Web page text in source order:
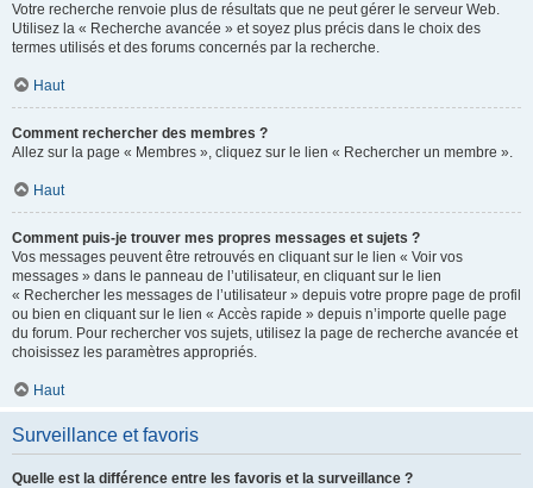
Votre recherche renvoie plus de résultats que ne peut gérer le serveur Web.
Utilisez la « Recherche avancée » et soyez plus précis dans le choix des
termes utilisés et des forums concernés par la recherche.
Haut
Comment rechercher des membres ?
Allez sur la page « Membres », cliquez sur le lien « Rechercher un membre ».
Haut
Comment puis-je trouver mes propres messages et sujets ?
Vos messages peuvent être retrouvés en cliquant sur le lien « Voir vos
messages » dans le panneau de l’utilisateur, en cliquant sur le lien
« Rechercher les messages de l’utilisateur » depuis votre propre page de profil
ou bien en cliquant sur le lien « Accès rapide » depuis n’importe quelle page
du forum. Pour rechercher vos sujets, utilisez la page de recherche avancée et
choisissez les paramètres appropriés.
Haut
Surveillance et favoris
Quelle est la différence entre les favoris et la surveillance ?